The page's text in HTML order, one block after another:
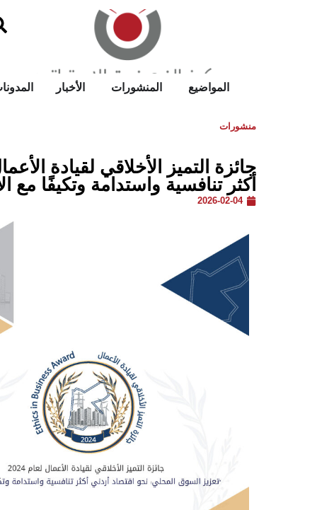
المواضيع المنشورات الأخبار
منشورات
أكثر تنافسية واستدامة وتكيفًا مع
2026-02-04